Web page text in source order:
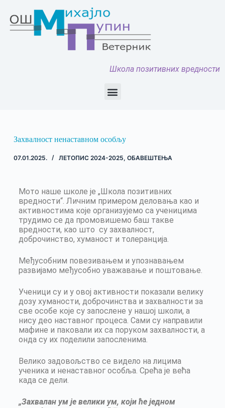
Школа позитивних вредности
Захвалност ненаставном особљу
07.01.2025. ЛЕТОПИС 2024-2025, ОБАВЕШТЕЊА
Мото наше школе је „Школа позитивних
вредности“. Личним примером деловања као и
активностима које организујемо са ученицима
трудимо се да промовишемо баш такве
вредности, као што су захвалност,
доброчинство, хуманост и толеранција.
Међусобним повезивањем и упознавањем
развијамо међусобно уважавање и поштовање.
Ученици су и у овој активности показали велику
дозу хуманости, доброчинства и захвалности за
све особе које су запослене у нашој школи, а
нису део наставног процеса. Сами су направили
мафине и паковали их са поруком захвалности, а
онда су их поделили запосленима.
Велико задовољство се видело на лицима
ученика и ненаставног особља. Срећа је већа
када се дели.
„Захвалан ум је велики ум, који ће једном